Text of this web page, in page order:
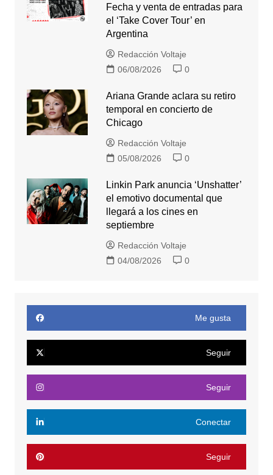
Fecha y venta de entradas para
el ‘Take Cover Tour’ en
Argentina
Redacción Voltaje
06/08/2026
0
Ariana Grande aclara su retiro
temporal en concierto de
Chicago
Redacción Voltaje
05/08/2026
0
Linkin Park anuncia ‘Unshatter’
el emotivo documental que
llegará a los cines en
septiembre
Redacción Voltaje
04/08/2026
0
Me gusta
Seguir
Seguir
Conectar
Seguir